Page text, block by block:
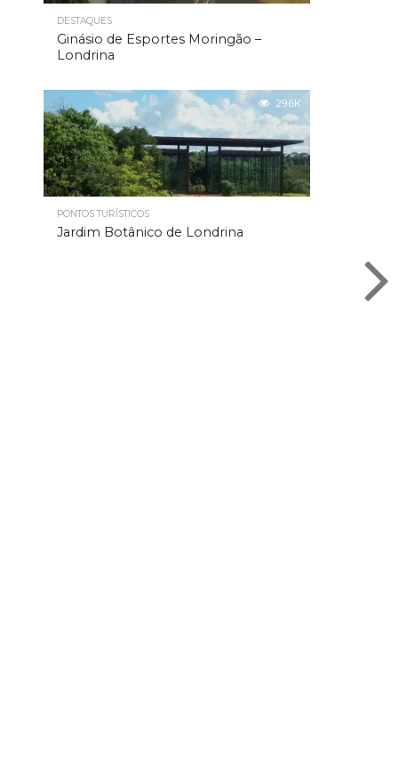
DESTAQUES
Ginásio de Esportes Moringão –
Londrina
29.6K
PONTOS TURÍSTICOS
Jardim Botânico de Londrina